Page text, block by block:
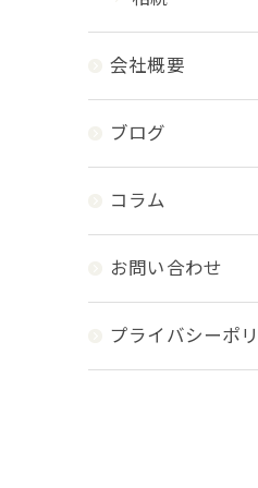
会社概要
ブログ
コラム
お問い合わせ
プライバシーポ